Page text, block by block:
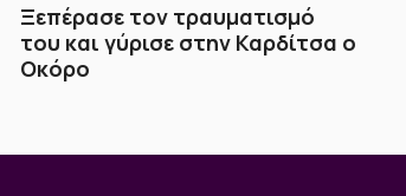
Ξεπέρασε τον τραυματισμό
του και γύρισε στην Καρδίτσα ο
Οκόρο